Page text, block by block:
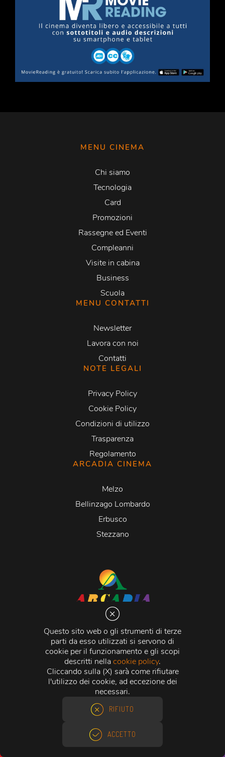
Questo sito web o gli strumenti di terze
parti da esso utilizzati si servono di
cookie per il funzionamento e gli scopi
descritti nellacookie policy.
Cliccando sulla (X) sarà come rifiutare
l'utilizzo dei cookie, ad eccezione dei
necessari.
RIFIUTO
ACCETTO
ACQUISTO RAPIDO
MENU CINEMA
Chi siamo
Tecnologia
Card
Promozioni
Rassegne ed Eventi
Compleanni
Visite in cabina
Business
Scuola
MENU CONTATTI
Newsletter
Lavora con noi
Contatti
NOTE LEGALI
Privacy Policy
Cookie Policy
Condizioni di utilizzo
Trasparenza
Regolamento
ARCADIA CINEMA
Melzo
Bellinzago Lombardo
Erbusco
Stezzano
Via Martiri della Libertà 20066 Melzo (MI)
C.C.I.A.A. - R.E.A di Milano n. 1427910
Registro delle Imprese di Milano n. 338392 -
Fiscale e Partita Iva11015840157 | Capitale Sociale
500.000,00 i.v.
Credits:Crea Informatica S.r.l. 2026 © Tutti i diritti
riservati.